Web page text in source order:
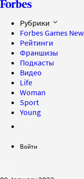
Рубрики
Forbes Games New
Рейтинги
Франшизы
Подкасты
Видео
Life
Woman
Sport
Young
Войти